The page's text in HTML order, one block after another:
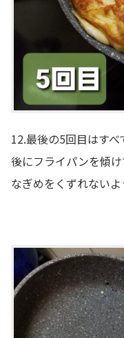
12.最後の5回目はす
後にフライパンを傾
なぎめをくずれないよ